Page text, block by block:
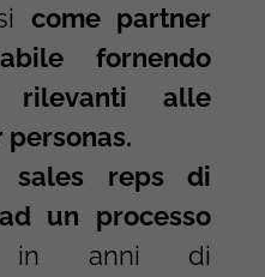
come partner
fornendo
rilevanti alle
sales reps di
un processo
anni di